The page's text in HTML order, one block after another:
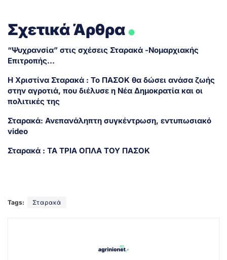
Σχετικά Άρθρα.
“Ψυχρανσία” στις σχέσεις Σταρακά -Νομαρχιακής
Επιτροπής…
Η Χριστίνα Σταρακά : Το ΠΑΣΟΚ θα δώσει ανάσα ζωής
στην αγροτιά, που διέλυσε η Νέα Δημοκρατία και οι
πολιτικές της
Σταρακά: Ανεπανάληπτη συγκέντρωση, εντυπωσιακό
video
Σταρακά : ΤΑ ΤΡΙΑ ΟΠΛΑ ΤΟΥ ΠΑΣΟΚ
Tags: Σταρακά